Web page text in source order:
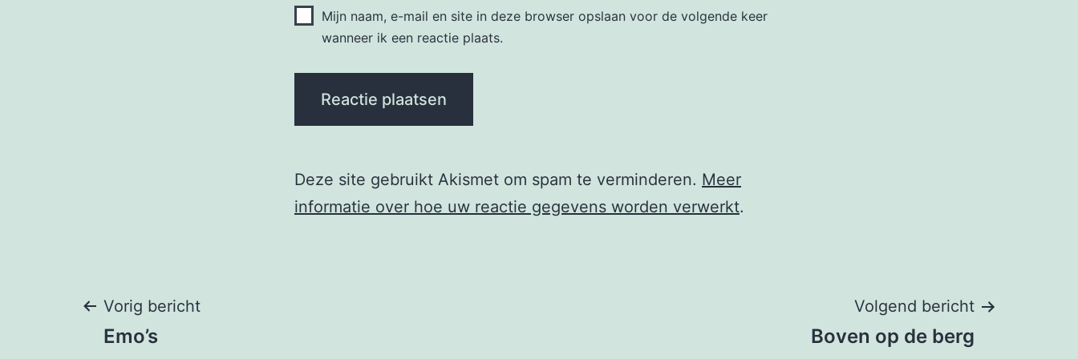
Mijn naam, e-mail en site in deze browser opslaan voor de volgende keer
wanneer ik een reactie plaats.
Deze site gebruikt Akismet om spam te verminderen. Meer
informatie over hoe uw reactie gegevens worden verwerkt.
Berichtnavigatie
Vorig bericht
Emo’s
Volgend bericht
Boven op de berg